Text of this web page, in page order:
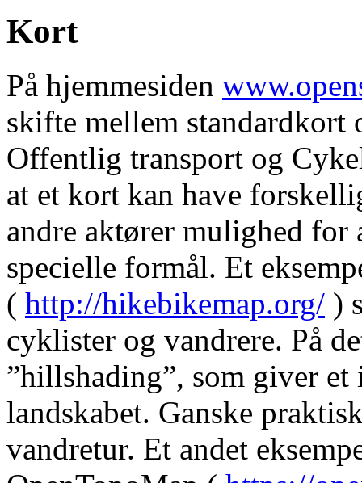
Kort
På hjemmesiden
skifte mellem standardkort
Offentlig transport og
at et kort kan have
andre aktører mulighed
specielle formål. Et
( http://hikebikemap.org/ )
cyklister og vandrere. På
”hillshading”, som giver
landskabet. Ganske
vandretur. Et andet